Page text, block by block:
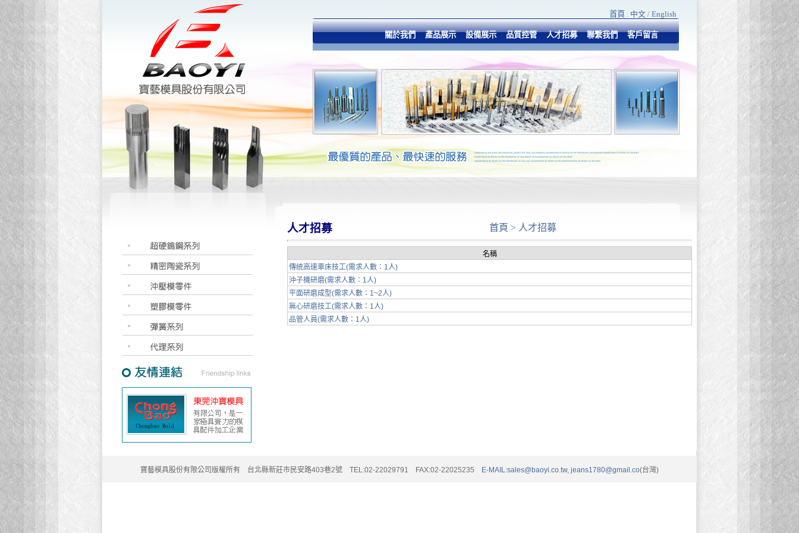
首頁 . 中文 / English
關於我們 產品展示 設備展示 品質控管 人才招募 聯繫我們 客戶留言
人才招募 首頁 > 人才招募
名稱
傳統高速車床技工(需求人數：1人)
沖子機研磨(需求人數：1人)
平面研磨成型(需求人數：1~2人)
無心研磨技工(需求人數：1人)
品管人員(需求人數：1人)
寶藝模具股份有限公司版權所有 台北縣新莊市民安路403巷2號 TEL:02-22029791 FAX:02-22025235 E-MAIL:sales@baoyi.co.tw, jeans1780@gmail.co(台灣)